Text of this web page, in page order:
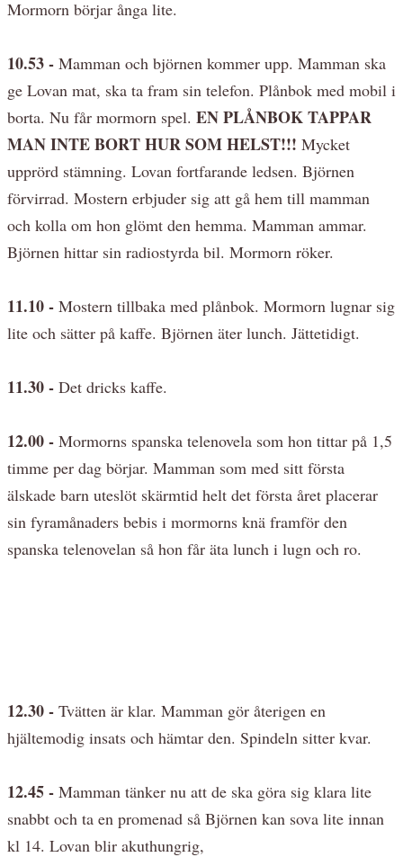
Mormorn börjar ånga lite.
10.53 - Mamman och björnen kommer upp. Mamman ska
ge Lovan mat, ska ta fram sin telefon. Plånbok med mobil i
borta. Nu får mormorn spel. EN PLÅNBOK TAPPAR
MAN INTE BORT HUR SOM HELST!!! Mycket
upprörd stämning. Lovan fortfarande ledsen. Björnen
förvirrad. Mostern erbjuder sig att gå hem till mamman
och kolla om hon glömt den hemma. Mamman ammar.
Björnen hittar sin radiostyrda bil. Mormorn röker.
11.10 - Mostern tillbaka med plånbok. Mormorn lugnar sig
lite och sätter på kaffe. Björnen äter lunch. Jättetidigt.
11.30 - Det dricks kaffe.
12.00 - Mormorns spanska telenovela som hon tittar på 1,5
timme per dag börjar. Mamman som med sitt första
älskade barn uteslöt skärmtid helt det första året placerar
sin fyramånaders bebis i mormorns knä framför den
spanska telenovelan så hon får äta lunch i lugn och ro.
12.30 - Tvätten är klar. Mamman gör återigen en
hjältemodig insats och hämtar den. Spindeln sitter kvar.
12.45 - Mamman tänker nu att de ska göra sig klara lite
snabbt och ta en promenad så Björnen kan sova lite innan
kl 14. Lovan blir akuthungrig,